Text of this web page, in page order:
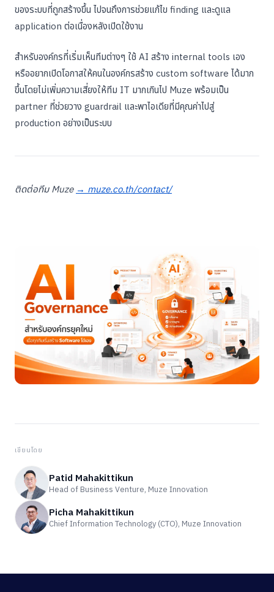
ของระบบที่ถูกสร้างขึ้น ไปจนถึงการช่วยแก้ไข finding และดูแล
application ต่อเนื่องหลังเปิดใช้งาน
สำหรับองค์กรที่เริ่มเห็นทีมต่างๆ ใช้ AI สร้าง internal tools เอง
หรืออยากเปิดโอกาสให้คนในองค์กรสร้าง custom software ได้มาก
ขึ้นโดยไม่เพิ่มความเสี่ยงให้ทีม IT มากเกินไป Muze พร้อมเป็น
partner ที่ช่วยวาง guardrail และพาไอเดียที่มีคุณค่าไปสู่
production อย่างเป็นระบบ
ติดต่อทีม Muze → muze.co.th/contact/
เขียนโดย
Patid Mahakittikun
Head of Business Venture, Muze Innovation
Picha Mahakittikun
Chief Information Technology (CTO), Muze Innovation